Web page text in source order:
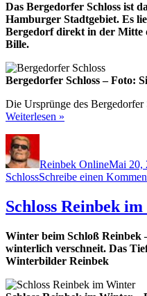
Das Bergedorfer Schloss ist
Hamburger Stadtgebiet. Es
Bergedorf direkt in der Mitte
Bille.
Bergedorfer Schloss – Foto:
Die Ursprünge des
Weiterlesen »
Reinbek OnlineMai 20,
SchlossSchreibe einen
Schloss Reinbek
Winter beim Schloß Reinbek
winterlich verschneit. Das
Winterbilder Reinbek